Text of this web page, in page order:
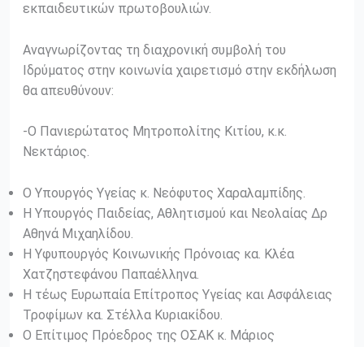
εκπαιδευτικών πρωτοβουλιών.
Aναγνωρίζοντας τη διαχρονική συμβολή του
Ιδρύματος στην κοινωνία χαιρετισμό στην εκδήλωση
θα απευθύνουν:
-Ο Πανιερώτατος Μητροπολίτης Κιτίου, κ.κ.
Νεκτάριος.
Ο Υπουργός Υγείας κ. Νεόφυτος Χαραλαμπίδης.
Η Yπουργός Παιδείας, Αθλητισμού και Νεολαίας Δρ
Αθηνά Μιχαηλίδου.
Η Υφυπουργός Κοινωνικής Πρόνοιας κα. Κλέα
Χατζηστεφάνου Παπαέλληνα.
Η τέως Ευρωπαία Επίτροπος Υγείας και Ασφάλειας
Τροφίμων κα. Στέλλα Κυριακίδου.
Ο Επίτιμος Πρόεδρος της ΟΣΑΚ κ. Μάριος